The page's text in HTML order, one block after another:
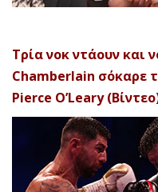
Τρία νοκ ντάουν και
Chamberlain σόκαρε
Pierce O’Leary